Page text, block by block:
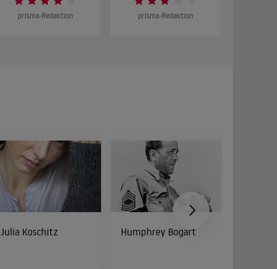
prisma-Redaktion prisma-Redaktion
Julia Koschitz Humphrey Bogart